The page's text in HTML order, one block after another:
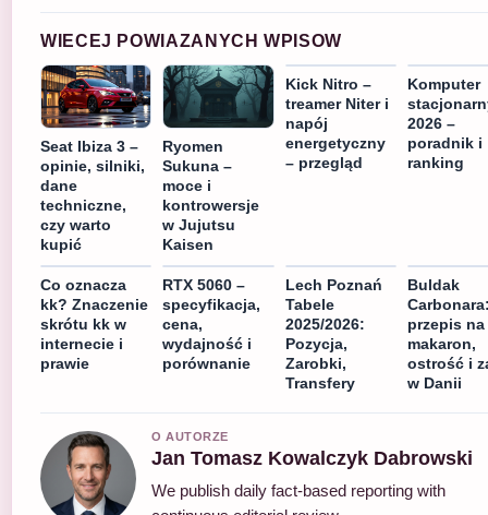
WIECEJ POWIAZANYCH WPISOW
Seat Ibiza 3 –
opinie, silniki,
dane
techniczne,
czy warto
kupić
Ryomen
Sukuna –
moce i
kontrowersje
w Jujutsu
Kaisen
Kick Nitro –
treamer Niter i
napój
energetyczny
– przegląd
Komputer
2026 –
poradnik i
ranking
Co oznacza
kk? Znaczenie
skrótu kk w
internecie i
prawie
RTX 5060 –
specyfikacja,
cena,
wydajność i
porównanie
Lech Poznań
Tabele
2025/2026:
Pozycja,
Zarobki,
Transfery
Buldak
przepis na
makaron,
ostrość i
w Danii
O AUTORZE
Jan Tomasz Kowalczyk Dabrowski
We publish daily fact-based reporting with